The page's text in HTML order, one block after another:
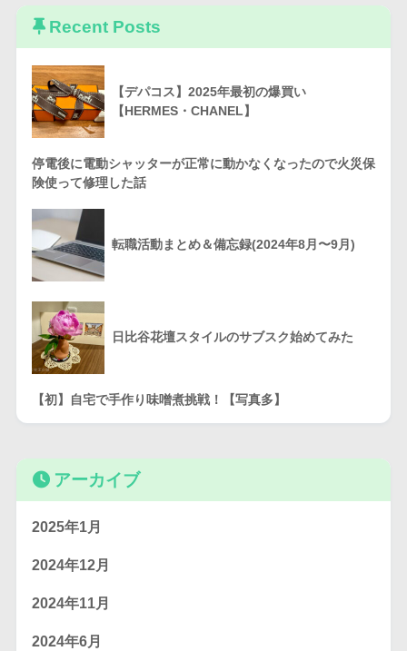
Recent Posts
【デパコス】2025年最初の爆買い
【HERMES・CHANEL】
停電後に電動シャッターが正常に動かなくなったので火災保
険使って修理した話
転職活動まとめ＆備忘録(2024年8月〜9月)
日比谷花壇スタイルのサブスク始めてみた
【初】自宅で手作り味噌煮挑戦！【写真多】
アーカイブ
2025年1月
2024年12月
2024年11月
2024年6月